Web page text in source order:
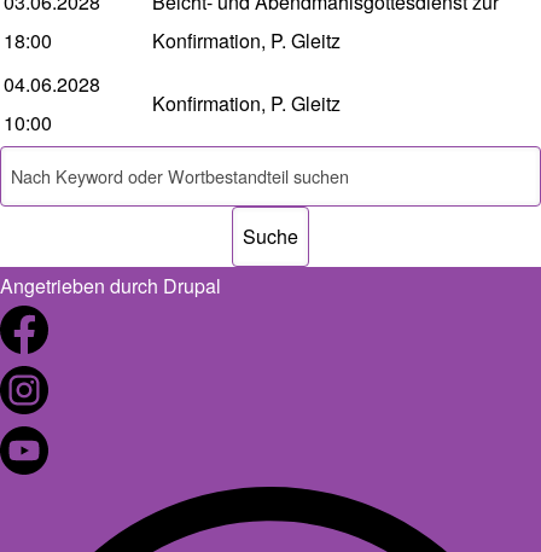
18:00
Konfirmation, P. Gleitz
04.06.2028
10:00
Konfirmation, P. Gleitz
Suche
Angetrieben durch Drupal